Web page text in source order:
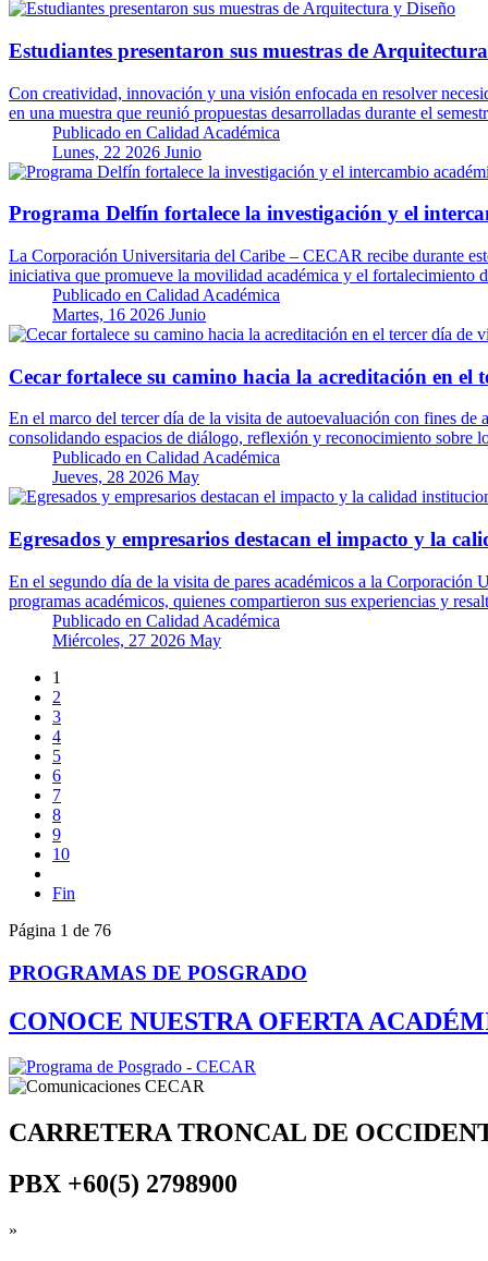
Estudiantes presentaron sus muestras de
Con creatividad, innovación y una visión enfocada en resolver
en una muestra que reunió propuestas desarrolladas durante el
Publicado en Calidad Académica
Lunes, 22 2026 Junio
Programa Delfín fortalece la investigación y el
La Corporación Universitaria del Caribe – CECAR recibe durante
iniciativa que promueve la movilidad académica y el fortalecimiento
Publicado en Calidad Académica
Martes, 16 2026 Junio
Cecar fortalece su camino hacia la acreditación en el
En el marco del tercer día de la visita de autoevaluación con fines
consolidando espacios de diálogo, reflexión y reconocimiento sobre
Publicado en Calidad Académica
Jueves, 28 2026 May
Egresados y empresarios destacan el impacto y la
En el segundo día de la visita de pares académicos a la Corporación
programas académicos, quienes compartieron sus experiencias y
Publicado en Calidad Académica
Miércoles, 27 2026 May
1
2
3
4
5
6
7
8
9
10
Fin
Página 1 de 76
PROGRAMAS DE POSGRADO
CONOCE NUESTRA OFERTA
CARRETERA TRONCAL DE
PBX +60(5) 2798900
»